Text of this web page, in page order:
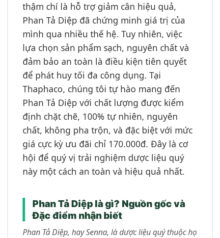
thậm chí là hỗ trợ giảm cân hiệu quả,
Phan Tả Diệp đã chứng minh giá trị của
mình qua nhiều thế hệ. Tuy nhiên, việc
lựa chọn sản phẩm sạch, nguyên chất và
đảm bảo an toàn là điều kiện tiên quyết
để phát huy tối đa công dụng. Tại
Thaphaco, chúng tôi tự hào mang đến
Phan Tả Diệp với chất lượng được kiểm
định chặt chẽ, 100% tự nhiên, nguyên
chất, không pha trộn, và đặc biệt với mức
giá cực kỳ ưu đãi chỉ 170.000đ. Đây là cơ
hội để quý vị trải nghiệm dược liệu quý
này một cách an toàn và hiệu quả nhất.
Phan Tả Diệp là gì? Nguồn gốc và
Đặc điểm nhận biết
Phan Tả Diệp, hay Senna, là dược liệu quý thuộc họ